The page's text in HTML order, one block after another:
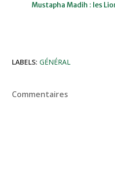
Mustapha Madih : les
LABELS: GÉNÉRAL
Commentaires